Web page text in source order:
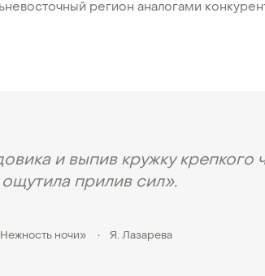
регион аналогами
и выпив кружку крепкого
ощутила прилив сил».
ночи» • Я. Лазарева